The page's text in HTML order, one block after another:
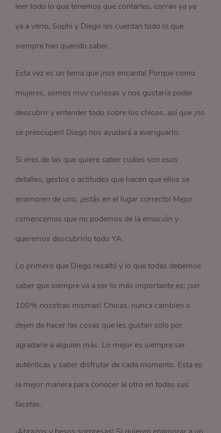
leer todo lo que tenemos que contarles, corran ya ya
ya a verlo, Sophi y Diego les cuentan todo lo que
siempre han querido saber.
Esta vez es un tema que ¡nos encanta! Porque como
mujeres, somos muy curiosas y nos gustaría poder
descubrir y entender todo sobre los chicos, así que ¡no
se preocupen! Diego nos ayudará a averiguarlo.
Si eres de las que quiere saber cuáles son esos
detalles, gestos o actitudes que hacen que ellos se
enamoren de uno, ¡estás en el lugar correcto! Mejor
comencemos que no podemos de la emoción y
queremos descubrirlo todo YA.
Lo primero que Diego resaltó y lo que todas debemos
saber que siempre va a ser lo más importante es: ¡ser
100% nosotras mismas! Chicas, nunca cambien o
dejen de hacer las cosas que les gustan solo por
agradarle a alguien más. Lo mejor es siempre ser
auténticas y saber disfrutar de cada momento. Esta es
la mejor manera para conocer al otro en todas sus
facetas.